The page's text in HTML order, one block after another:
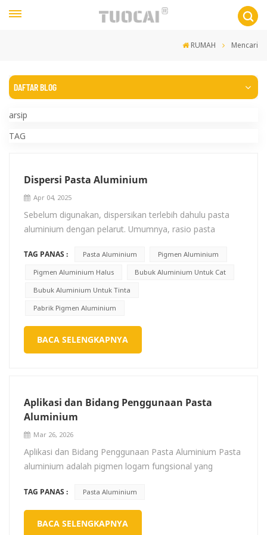
RUMAH Mencari
DAFTAR BLOG
arsip
TAG
Dispersi Pasta Aluminium
Apr 04, 2025
Sebelum digunakan, dispersikan terlebih dahulu pasta
aluminium dengan pelarut. Umumnya, rasio pasta
dispersi, gunakan pengadukan kecepatan rendah. Hindari
pengadukan terlalu cepat, yang akan menyebabkan
geseran tinggi kekuatan untuk menghancurkan bentuk
dispersi terbaik harus ditentukan melalui percobaan. Hal
ini tergantung pada banyak faktor dan dimensi geometri
pengadukan. peralatan (perbandingan diameter cakram
(lihat tabel di bawah)
TAG PANAS : Pasta Aluminium
Pigmen Aluminium
Pigmen Aluminium Halus
Bubuk Aluminium Untuk Cat
Bubuk Aluminium Untuk Tinta
Pabrik Pigmen Aluminium
BACA SELENGKAPNYA
Aplikasi dan Bidang Penggunaan Pasta
Aluminium
Mar 26, 2026
Aplikasi dan Bidang Penggunaan Pasta Aluminium Pasta
aluminium adalah pigmen logam fungsional yang
kemurnian tinggi, yang diproduksi melalui proses
perawatan permukaan dan dispersi. Terlepas dari
namanya, tidak mengandung perak unsurTerkenal
TAG PANAS : Pasta Aluminium
BACA SELENGKAPNYA